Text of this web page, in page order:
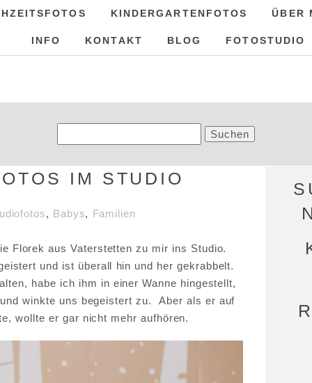
KINDERGARTENFOTOS ÜBER
INFO KONTAKT BLOG FOTOSTUDIO
nach:
IM STUDIO
, Babys, Familien
Florek aus Vaterstetten zu mir ins Studio.
und ist überall hin und her gekrabbelt.
habe ich ihm in einer Wanne hingestellt,
winkte uns begeistert zu. Aber als er auf
wollte er gar nicht mehr aufhören.